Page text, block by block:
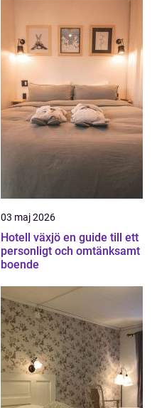
03 maj 2026
Hotell växjö en guide till ett
personligt och omtänksamt
boende